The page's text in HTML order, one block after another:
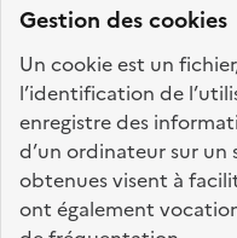
Gestion des cookies
Un cookie est un
l’identification de
enregistre des
d’un ordinateur sur un
obtenues visent à
ont également
FRANÇAISE
fonction-publique.gouv.fr